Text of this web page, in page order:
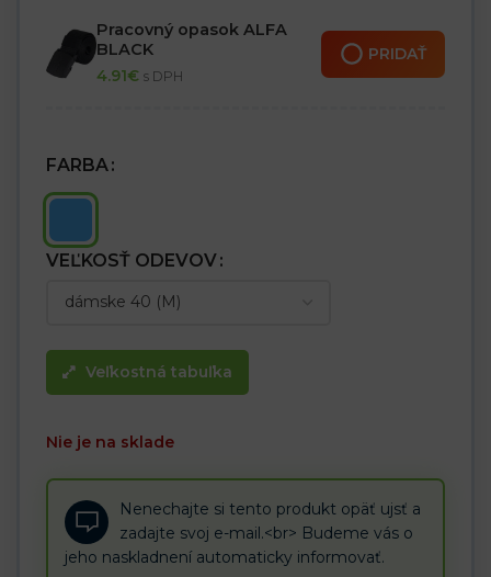
Pracovný opasok ALFA
BLACK
4.91€ s DPH
PRIDAŤ
FARBA
VEĽKOSŤ ODEVOV
Veľkostná tabuľka
Nie je na sklade
Nenechajte si tento produkt opäť ujsť a
zadajte svoj e-mail.<br> Budeme vás o
jeho naskladnení automaticky informovať.